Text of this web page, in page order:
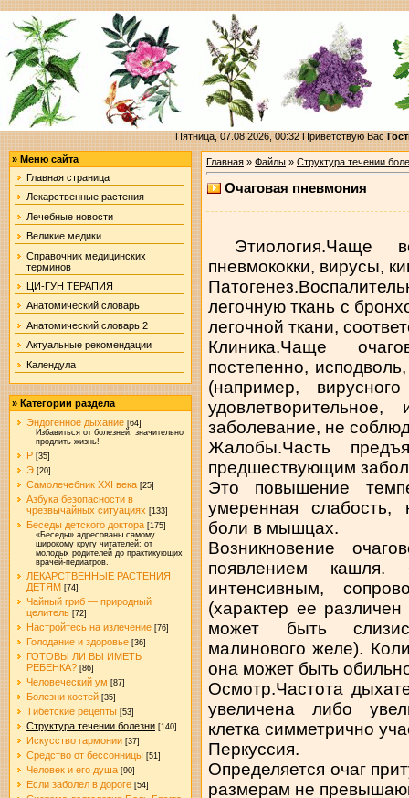
Пятница, 07.08.2026, 00:32Приветствую Вас
» Меню сайта
Главная страница
Лекарственные растения
Лечебные новости
Великие медики
Справочник медицинских
терминов
ЦИ-ГУН ТЕРАПИЯ
Анатомический словарь
Анатомический словарь 2
Актуальные рекомендации
Календула
» Категории раздела
Эндогенное дыхание [64]
Избавиться от болезней, значительно
продлить жизнь!
Р [35]
Э [20]
Самолечебник XXI века [25]
Азбука безопасности в
чрезвычайных ситуациях [133]
Беседы детского доктора [175]
«Беседы» адресованы самому
широкому кругу читателей: от
молодых родителей до практикующих
врачей-педиатров.
ЛЕКАРСТВЕННЫЕ РАСТЕНИЯ
ДЕТЯМ [74]
Чайный гриб — природный
целитель [72]
Настройтесь на излечение [76]
Голодание и здоровье [36]
ГОТОВЫ ЛИ ВЫ ИМЕТЬ
РЕБЕНКА? [86]
Человеческий ум [87]
Болезни костей [35]
Тибетские рецепты [53]
Структура течении болезни [140]
Искусство гармонии [37]
Средство от бессонницы [51]
Человек и его душа [90]
Если заболел в дороге [54]
Главная» Файлы» Структура течении
Очаговая пневмония
Этиология.Чаще
пневмококки, вирусы,
легочную ткань с
легочной ткани,
Клиника.Чаще
постепенно,
(например,
заболевание, не
Жалобы.Часть
предшествующим
Это повышение
умеренная
боли в мышцах.
Возникновение
появлением
интенсивным,
(характер ее
может быть
малинового желе).
она может быть
Осмотр.Частота
увеличена либо
клетка симметрично
Перкуссия.
Определяется очаг
размерам не